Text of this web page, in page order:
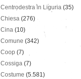
Centrodestra in Liguria (35)
Chiesa (276)
Cina (10)
Comune (342)
Coop (7)
Cossiga (7)
Costume (5.581)